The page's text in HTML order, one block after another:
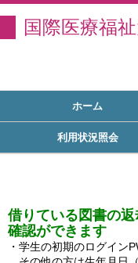
国際医療福
ホーム
利用状況照会
借りている図書の
確認ができます
・学生の初期のログイン